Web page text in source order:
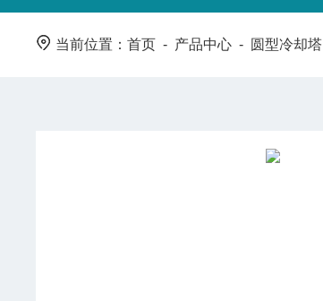
当前位置：首页 - 产品中心 - 圆型冷却塔